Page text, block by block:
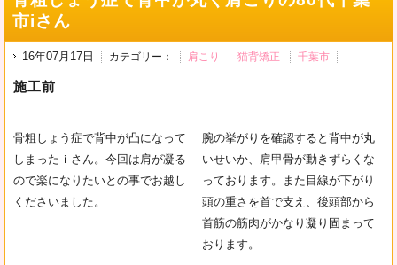
市iさん
16年07月17日 カテゴリー： 肩こり 猫背矯正 千葉市
施工前
骨粗しょう症で背中が凸になって
しまったｉさん。今回は肩が凝る
ので楽になりたいとの事でお越し
くださいました。
腕の挙がりを確認すると背中が丸
いせいか、肩甲骨が動きずらくな
っております。また目線が下がり
頭の重さを首で支え、後頭部から
首筋の筋肉がかなり凝り固まって
おります。